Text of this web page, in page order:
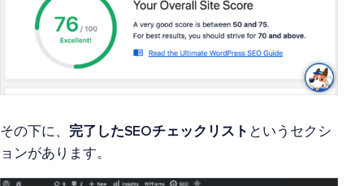
その下に、 完了したSEOチェックリスト というセクシ
ョンがあります。